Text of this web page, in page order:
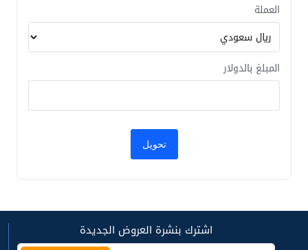
العملة
المبلغ بالدولار
اشترك بنشرة العروض الجديدة